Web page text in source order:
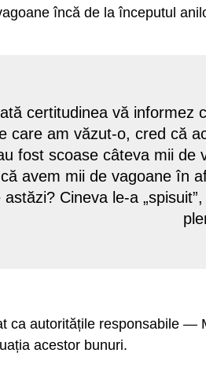
încă de la începutul
certitudinea vă informez
care am văzut-o, cred că
fost scoase câteva mii de
avem mii de vagoane în
astăzi? Cineva le-a
ca autoritățile responsabile
acestor bunuri.